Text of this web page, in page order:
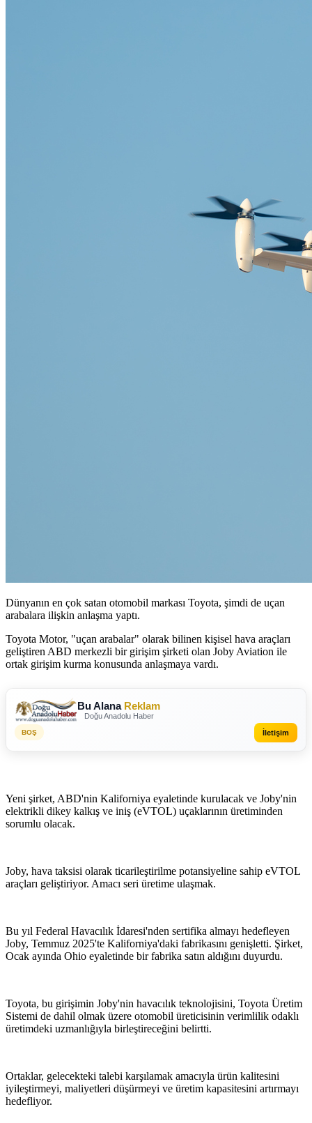
Dünyanın en çok satan otomobil markası Toyota, şimdi de uçan
arabalara ilişkin anlaşma yaptı.
Toyota Motor, "uçan arabalar" olarak bilinen kişisel hava araçları
geliştiren ABD merkezli bir girişim şirketi olan Joby Aviation ile
ortak girişim kurma konusunda anlaşmaya vardı.
Bu Alana Reklam
Doğu Anadolu Haber
BOŞ İletişim
Yeni şirket, ABD'nin Kaliforniya eyaletinde kurulacak ve Joby'nin
elektrikli dikey kalkış ve iniş (eVTOL) uçaklarının üretiminden
sorumlu olacak.
Joby, hava taksisi olarak ticarileştirilme potansiyeline sahip eVTOL
araçları geliştiriyor. Amacı seri üretime ulaşmak.
Bu yıl Federal Havacılık İdaresi'nden sertifika almayı hedefleyen
Joby, Temmuz 2025'te Kaliforniya'daki fabrikasını genişletti. Şirket,
Ocak ayında Ohio eyaletinde bir fabrika satın aldığını duyurdu.
Toyota, bu girişimin Joby'nin havacılık teknolojisini, Toyota Üretim
Sistemi de dahil olmak üzere otomobil üreticisinin verimlilik odaklı
üretimdeki uzmanlığıyla birleştireceğini belirtti.
Ortaklar, gelecekteki talebi karşılamak amacıyla ürün kalitesini
iyileştirmeyi, maliyetleri düşürmeyi ve üretim kapasitesini artırmayı
hedefliyor.